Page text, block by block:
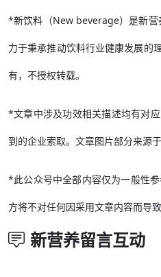
*新饮料（New beverage）是新营
力于秉承推动饮料行业健康发展的
有，不授权转载。
*文章中涉及功效相关描述均有对
到的企业索取。文章图片部分来源
*此公众号中全部内容仅为一般性
方将不对任何因采用文章内容而导致
新营养留言互动